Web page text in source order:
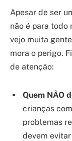
Apesar de ser
não é para todo
vejo muita
mora o perigo.
de atenção:
Quem NÃO
crianças
problemas
devem